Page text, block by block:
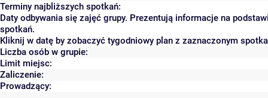
Terminy najbliższych spotkań:
Daty odbywania się zajęć grupy. Prezentują informacje na
spotkań.
Kliknij w datę by zobaczyć tygodniowy plan z zaznaczonym
Liczba osób w grupie:
Limit miejsc:
Zaliczenie:
Prowadzący: